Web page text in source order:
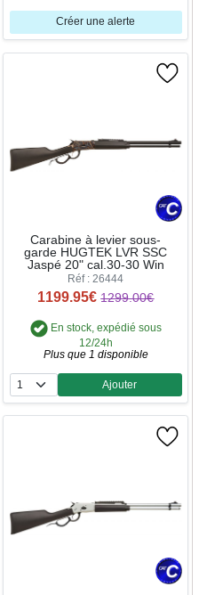
Créer une alerte
Carabine à levier sous-
garde HUGTEK LVR SSC
Jaspé 20" cal.30-30 Win
Réf : 26444
1199.95€ 1299.00€
En stock, expédié sous
12/24h
Plus que 1 disponible
Quantité
Ajouter